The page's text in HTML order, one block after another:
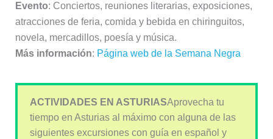
Evento: Conciertos, reuniones literarias, exposiciones,
atracciones de feria, comida y bebida en chiringuitos,
novela, mercadillos, poesía y música.
Más información: Página web de la Semana Negra
ACTIVIDADES EN ASTURIASAprovecha tu
tiempo en Asturias al máximo con alguna de las
siguientes excursiones con guía en español y